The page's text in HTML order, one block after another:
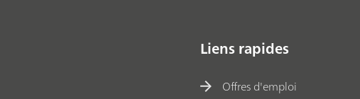
Liens rapides
Offres d'emploi